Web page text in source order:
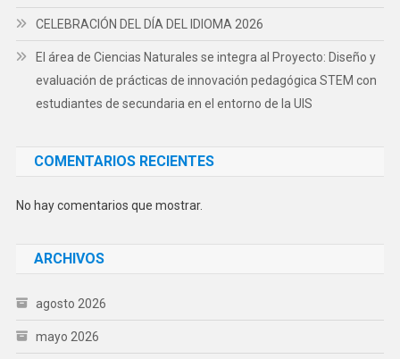
CELEBRACIÓN DEL DÍA DEL IDIOMA 2026
El área de Ciencias Naturales se integra al Proyecto: Diseño y
evaluación de prácticas de innovación pedagógica STEM con
estudiantes de secundaria en el entorno de la UIS
COMENTARIOS RECIENTES
No hay comentarios que mostrar.
ARCHIVOS
agosto 2026
mayo 2026